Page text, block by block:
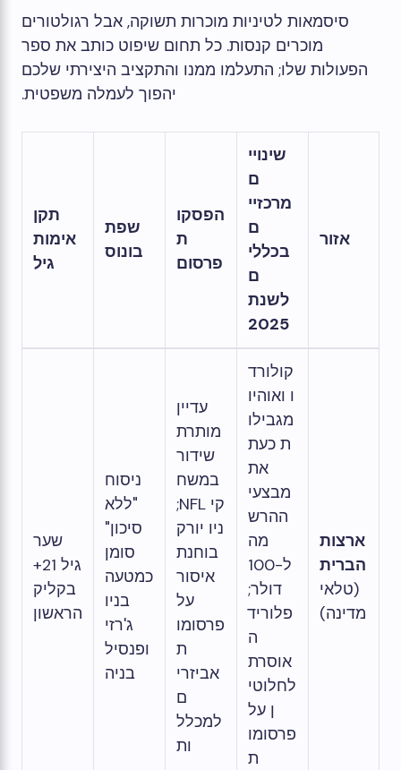
סיסמאות לטיניות מוכרות תשוקה, אבל רגולטורים
מוכרים קנסות. כל תחום שיפוט כותב את ספר
הפעולות שלו; התעלמו ממנו והתקציב היצירתי שלכם
יהפוך לעמלה משפטית.
אזור
שינויי
ם
מרכזיי
ם
בכללי
ם
לשנת
2025
הפסקו
ת
פרסום
שפת
בונוס
תקן
אימות
גיל
ארצות
הברית
(טלאי
מדינה)
קולורד
ו ואוהיו
מגבילו
ת כעת
את
מבצעי
ההרש
מה
ל-100
דולר;
פלוריד
ה
אוסרת
לחלוטי
ן על
פרסומו
ת
עדיין
מותרת
שידור
במשח
קי NFL;
ניו יורק
בוחנת
איסור
על
פרסומו
ת
אביזרי
ם
למכלל
ות
ניסוח
"ללא
סיכון"
סומן
כמטעה
בניו
ג'רזי
ופנסיל
בניה
שער
גיל 21+
בקליק
הראשון